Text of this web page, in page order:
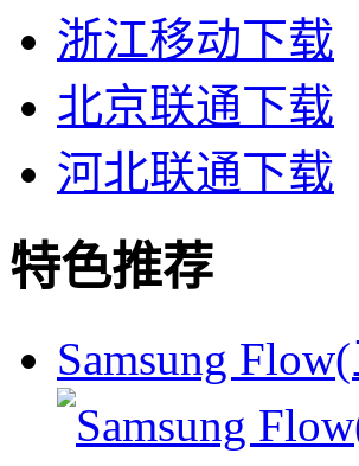
浙江移动下载
北京联通下载
河北联通下载
特色推荐
Samsung